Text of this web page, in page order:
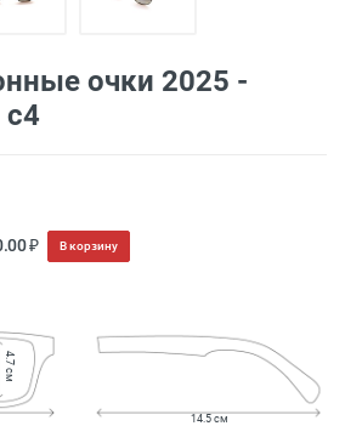
очки 2025 -
с4
₽ В корзину
4.7 см
14.5 см